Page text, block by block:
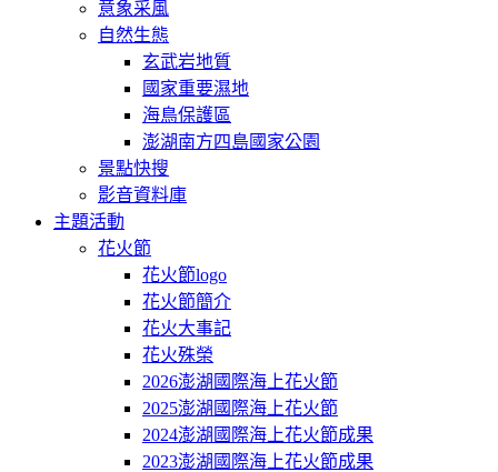
意象采風
自然生態
玄武岩地質
國家重要濕地
海鳥保護區
澎湖南方四島國家公園
景點快搜
影音資料庫
主題活動
花火節
花火節logo
花火節簡介
花火大事記
花火殊榮
2026澎湖國際海上花火節
2025澎湖國際海上花火節
2024澎湖國際海上花火節成果
2023澎湖國際海上花火節成果